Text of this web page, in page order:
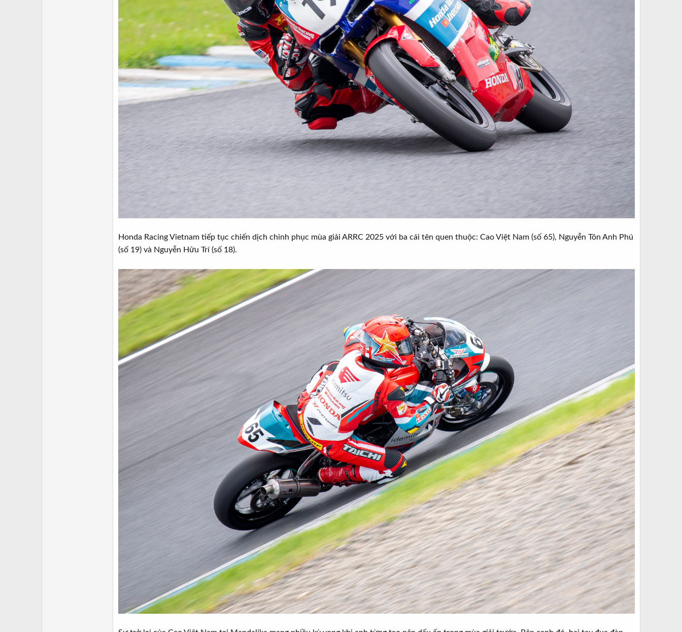
Honda Racing Vietnam tiếp tục chiến dịch chinh phục mùa giải ARRC 2025 với ba cái tên quen thuộc: Cao Việt Nam (số 65), Nguyễn Tôn Anh Phú
(số 19) và Nguyễn Hữu Trí (số 18).